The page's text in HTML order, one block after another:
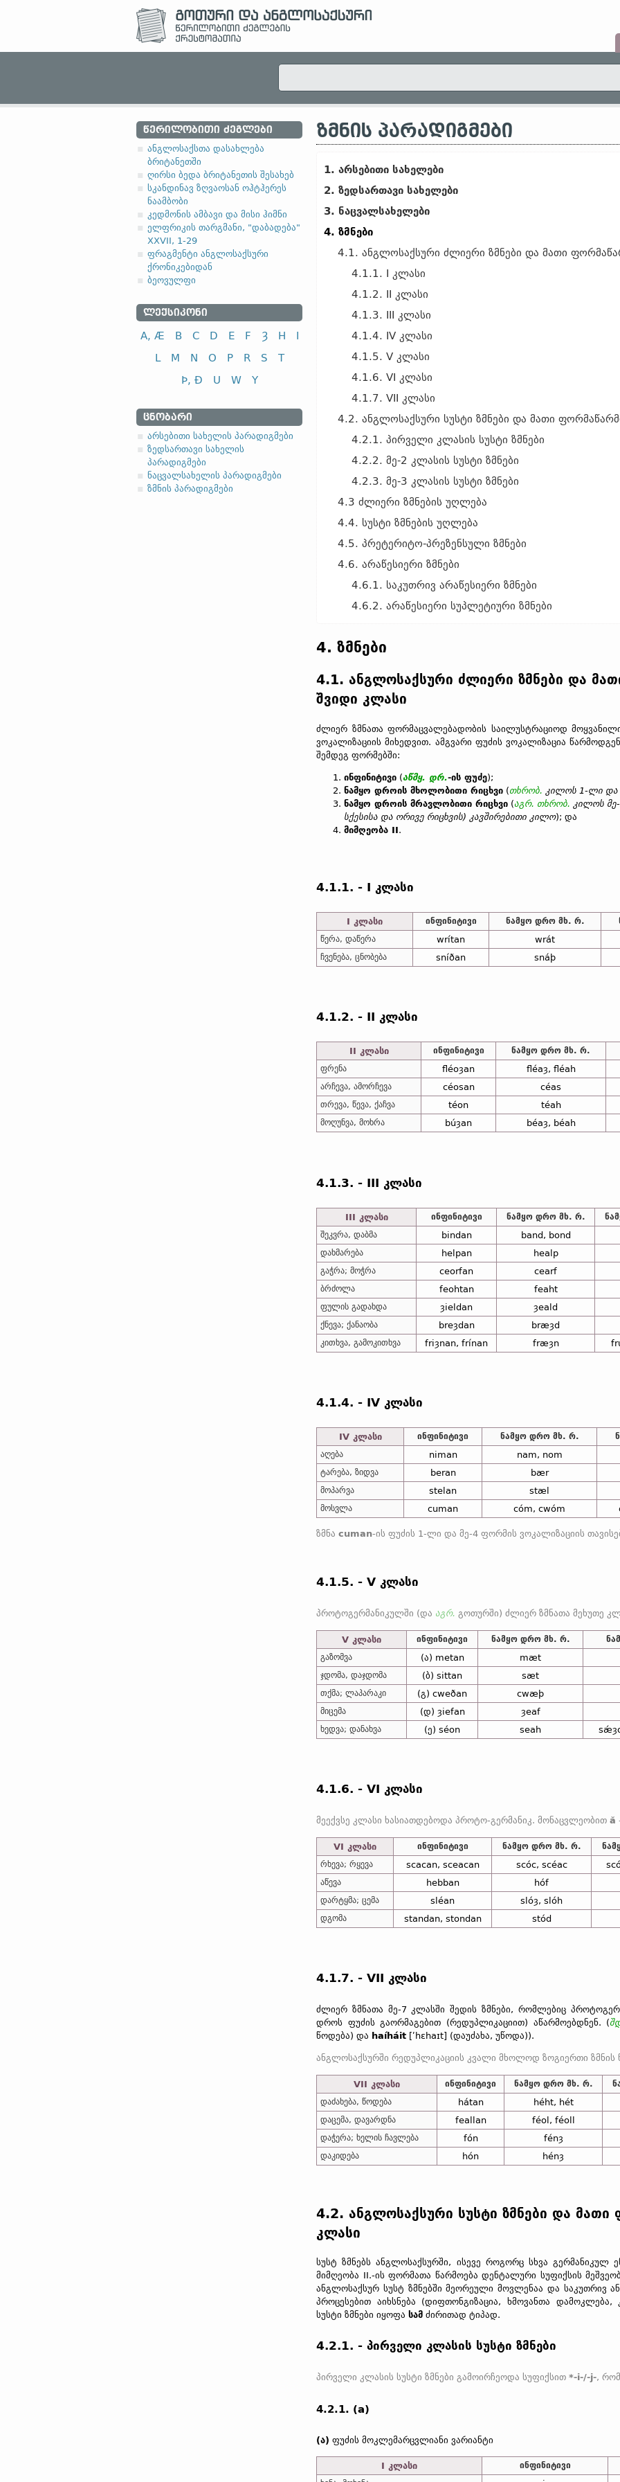
ᲬᲔᲠᲘᲚᲝᲑᲘᲗᲘ ᲫᲔᲒᲚᲔᲑᲘ
ანგლოსაქსთა დასახლება
ბრიტანეთში
ღირსი ბედა ბრიტანეთის შესახებ
სკანდინავ ზღვაოსან ოჰტჰერეს
ნაამბობი
კედმონის ამბავი და მისი ჰიმნი
ელფრიკის თარგმანი, "დაბადება"
XXVII, 1-29
ფრაგმენტი ანგლოსაქსური
ქრონიკებიდან
ბეოვულფი
ᲚᲔᲥᲡᲘᲙᲝᲜᲘ
A, Æ B C D E F Ȝ H
I
L
M N O P R S
T
Þ, Ð
U W Y
ᲪᲜᲝᲑᲐᲠᲘ
არსებითი სახელის პარადიგმები
ზედსართავი სახელის
პარადიგმები
ნაცვალსახელის პარადიგმები
ზმნის პარადიგმები
ᲖᲛᲜᲘᲡ ᲞᲐᲠᲐᲓᲘᲒᲛᲔᲑᲘ
1. არსებითი სახელები
2. ზედსართავი სახელები
3. ნაცვალსახელები
4. ზმნები
4.1. ანგლოსაქსური ძლიერი ზმნები და მათი
4.1.1. I კლასი
4.1.2. II კლასი
4.1.3. III კლასი
4.1.4. IV კლასი
4.1.5. V კლასი
4.1.6. VI კლასი
4.1.7. VII კლასი
4.2. ანგლოსაქსური სუსტი ზმნები და მათი
4.2.1. პირველი კლასის სუსტი ზმნები
4.2.2. მე-2 კლასის სუსტი ზმნები
4.2.3. მე-3 კლასის სუსტი ზმნები
4.3 ძლიერი ზმნების უღლება
4.4. სუსტი ზმნების უღლება
4.5. პრეტერიტო-პრეზენსული ზმნები
4.6. არაწესიერი ზმნები
4.6.1. საკუთრივ არაწესიერი ზმნები
4.6.2. არაწესიერი სუპლეტიური ზმნები
4. ზმნები
4.1. ანგლოსაქსური ძლიერი ზმნები და
შვიდი კლასი
ძლიერ ზმნათა ფორმაცვალებადობის საილუსტრაციოდ
ვოკალიზაციის მიხედვით. ამგვარი ფუძის ვოკალიზაცია
შემდეგ ფორმებში:
ინფინიტივი (აწმყ. დრ.-ის ფუძე);
ნამყო დროის მხოლობითი რიცხვი (თხრობ. კილოს 1-ლი და
ნამყო დროის მრავლობითი რიცხვი (აგრ. თხრობ. კილოს
სქესისა და ორივე რიცხვის) კავშირებითი კილო); და
მიმღეობა II.
4.1.1. - I კლასი
I კლასი ინფინიტივი ნამყო დრო მხ. რ.
წერა, დაწერა
wrítan wrát
ჩვენება, ცნობება sníðan snáþ
4.1.2. - II კლასი
II კლასი ინფინიტივი ნამყო დრო მხ. რ.
ფრენა
fléoȝan fléaȝ, fléah
არჩევა, ამორჩევა céosan céas
თრევა, წევა, ქაჩვა téon téah
მოღუნვა, მოხრა búȝan béaȝ, béah
4.1.3. - III კლასი
III კლასი ინფინიტივი ნამყო დრო მხ. რ.
შეკვრა, დაბმა
bindan band, bond
დახმარება helpan healp
გაჭრა; მოჭრა ceorfan cearf
ბრძოლა feohtan feaht
ფულის გადახდა ȝieldan ȝeald
ქნევა; ქანაობა breȝdan bræȝd
კითხვა, გამოკითხვა friȝnan, frínan fræȝn
4.1.4. - IV კლასი
IV კლასი ინფინიტივი ნამყო დრო მხ. რ.
აღება
niman nam, nom
ტარება, ზიდვა beran bær
მოპარვა stelan stæl
მოსვლა cuman cóm, cwóm
ზმნა cuman-ის ფუძის 1-ლი და მე-4 ფორმის ვოკალიზაციის თავისებურებანი სავარაუდოდ აიხსნება ადრე
4.1.5. - V კლასი
პროტოგერმანიკულში (და აგრ. გოთურში) ძლიერ ზმნათა მეხუთე კლასი ხასიათდებოდა
V კლასი
ინფინიტივი ნამყო დრო მხ. რ.
გაზომვა
(ა) metan mæt
ჯდომა, დაჯდომა (ბ) sittan sæt
თქმა; ლაპარაკი (გ) cweðan cwæþ
მიცემა (დ) ȝiefan ȝeaf
ხედვა; დანახვა (ე) séon seah
4.1.6. - VI კლასი
მეექვსე კლასი ხასიათდებოდა პროტო-გერმანიკ. მონაცვლეობით ă
VI კლასი
ინფინიტივი ნამყო დრო მხ. რ.
რხევა; რყევა
scacan, sceacan scóc, scéac
აწევა hebban hóf
დარტყმა; ცემა sléan slóȝ, slóh
დგომა standan, stondan stód
4.1.7. - VII კლასი
ძლიერ ზმნათა მე-7 კლასში შედის ზმნები, რომლებიც
დროს ფუძის გაორმაგებით (რედუპლიკაციით) აწარმოებდნენ. (
წოდება) და haíháit [ʹhɛhaɪt] (დაუძახა, უწოდა)).
გარდა ამისა, მე-7 კლასში შედის ზმნები (
fón,hón –იხ. ქვემოთ) რომლებშიც ადგილი აქვს
VII კლასი ინფინიტივი ნამყო დრო მხ. რ.
დაძახება, წოდება
hátan héht, hét
დაცემა, დავარდნა feallan féol, féoll
დაჭერა; ხელის ჩავლება fón fénȝ
დაკიდება hón hénȝ
4.2. ანგლოსაქსური სუსტი ზმნები და მათი
კლასი
სუსტ ზმნებს ანგლოსაქსურში, ისევე როგორც სხვა გერმანიკულ
მიმღეობა II.-ის ფორმათა წარმოება დენტალური სუფიქსის
ანგლოსაქსურ სუსტ ზმნებში მეორეული მოვლენაა და საკუთრივ
პროცესებით აიხსნება (დიფთონგიზაცია, ხმოვანთა
სუსტი ზმნები იყოფა სამ ძირითად ტიპად.
4.2.1. - პირველი კლასის სუსტი ზმნები
პირველი კლასის სუსტი ზმნები გამოირჩეოდა სუფიქსით *-i-/-j-, რომელიც
4.2.1. (a)
(ა) ფუძის მოკლემარცვლიანი ვარიანტი
I კლასი ინფინიტივი